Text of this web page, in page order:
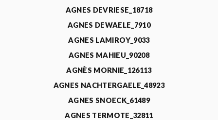
AGNES DEVRIESE_18718
AGNES DEWAELE_7910
AGNES LAMIROY_9033
AGNES MAHIEU_90208
AGNÈS MORNIE_126113
AGNES NACHTERGAELE_48923
AGNES SNOECK_61489
AGNES TERMOTE_32811